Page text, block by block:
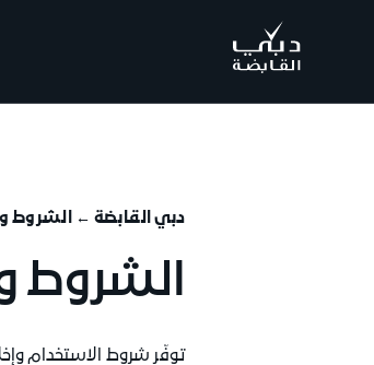
دبي القابضة ← الشروط
الشروط